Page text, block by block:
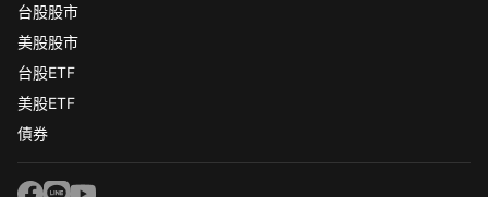
台股股市
美股股市
台股ETF
美股ETF
債券